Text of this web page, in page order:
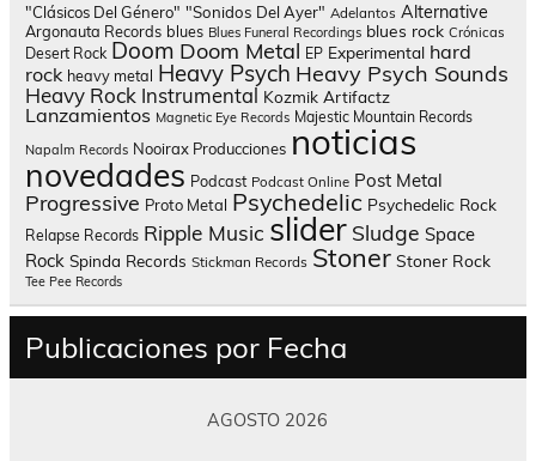
"Clásicos Del Género" "Sonidos Del Ayer" Adelantos Alternative
Argonauta Records blues Blues Funeral Recordings blues rock Crónicas
Desert Rock Doom Doom Metal EP Experimental hard
rock heavy metal Heavy Psych Heavy Psych Sounds
Heavy Rock Instrumental Kozmik Artifactz
Lanzamientos Magnetic Eye Records Majestic Mountain Records
Napalm Records Nooirax Producciones noticias
novedades Podcast Podcast Online Post Metal
Progressive Proto Metal Psychedelic Psychedelic Rock
Relapse Records Ripple Music slider Sludge Space
Rock Spinda Records Stickman Records Stoner Stoner Rock
Tee Pee Records
Publicaciones por Fecha
AGOSTO 2026